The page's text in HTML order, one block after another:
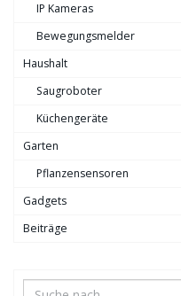
IP Kameras
Bewegungsmelder
Haushalt
Saugroboter
Küchengeräte
Garten
Pflanzensensoren
Gadgets
Beiträge